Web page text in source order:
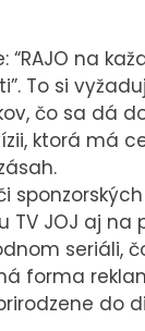
“RAJO na
To si
čo sa dá
ktorá má
TV JOJ aj na
seriáli,
forma
do